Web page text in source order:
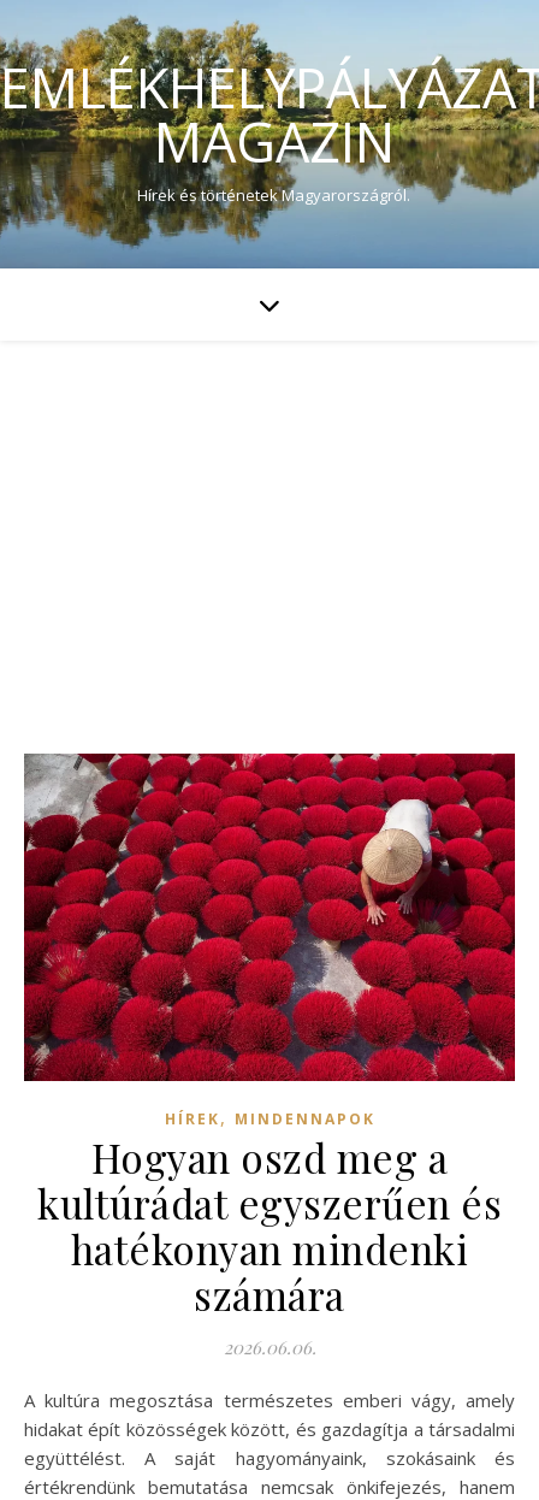
MAGAZIN
Hírek és történetek Magyarországról.
HÍREK, MINDENNAPOK
Hogyan oszd meg a
kultúrádat egyszerűen és
hatékonyan mindenki
számára
2026.06.06.
A kultúra megosztása természetes emberi vágy, amely
hidakat épít közösségek között, és gazdagítja a társadalmi
együttélést. A saját hagyományaink, szokásaink és
értékrendünk bemutatása nemcsak önkifejezés, hanem